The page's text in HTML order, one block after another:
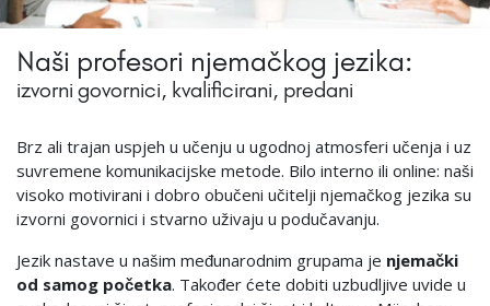
Naši profesori njemačkog jezika:
izvorni govornici, kvalificirani, predani
Brz ali trajan uspjeh u učenju u ugodnoj atmosferi učenja i uz
suvremene komunikacijske metode. Bilo interno ili online: naši
visoko motivirani i dobro obučeni učitelji njemačkog jezika su
izvorni govornici i stvarno uživaju u podučavanju.
Jezik nastave u našim međunarodnim grupama je njemački
od samog početka. Također ćete dobiti uzbudljive uvide u